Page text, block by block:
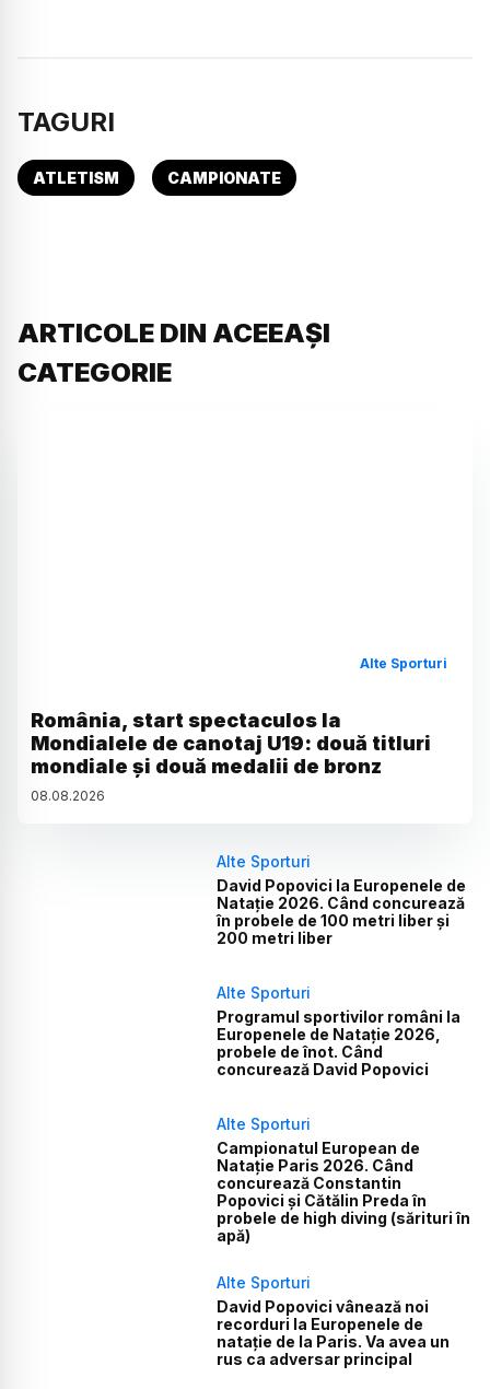
TAGURI
ATLETISM CAMPIONATE
ARTICOLE DIN ACEEAȘI
CATEGORIE
Alte Sporturi
România, start spectaculos la
Mondialele de canotaj U19: două titluri
mondiale și două medalii de bronz
08.08.2026
Alte Sporturi
David Popovici la Europenele de
Natație 2026. Când concurează
în probele de 100 metri liber și
200 metri liber
Alte Sporturi
Programul sportivilor români la
Europenele de Natație 2026,
probele de înot. Când
concurează David Popovici
Alte Sporturi
Campionatul European de
Natație Paris 2026. Când
concurează Constantin
Popovici și Cătălin Preda în
probele de high diving (sărituri în
apă)
Alte Sporturi
David Popovici vânează noi
recorduri la Europenele de
natație de la Paris. Va avea un
rus ca adversar principal